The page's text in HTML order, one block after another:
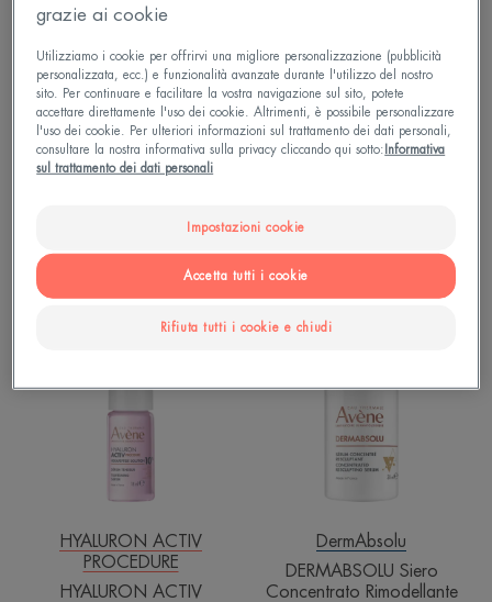
Hyaluron Activ B3
4.7
/
5
854
Cleanance
Comedomed Siero Intensivo
4.7
/
5
20
ACTIV
Siero
Tensore
-
Soluzione
di
10%
HYALURON ACTIV
PROCEDURE
HYALURON ACTIV
Rimodellante
DermAbsolu
DERMABSOLU Siero
Concentrato Rimodellante
grazie ai cookie
Utilizziamo i cookie per offrirvi una migliore personalizzazione (pubblicità
personalizzata, ecc.) e funzionalità avanzate durante l'utilizzo del nostro
sito. Per continuare e facilitare la vostra navigazione sul sito, potete
accettare direttamente l'uso dei cookie. Altrimenti, è possibile personalizzare
l'uso dei cookie. Per ulteriori informazioni sul trattamento dei dati personali,
consultare la nostra informativa sulla privacy cliccando qui sotto: Informativa
sul trattamento dei dati personali
Impostazioni cookie
Rifiuta tutti i cookie e chiudi
Accetta tutti i cookie